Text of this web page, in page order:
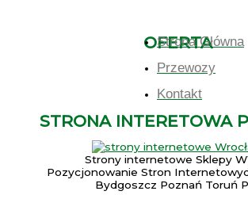
OFERTA
Strona Główna
Przewozy
Kontakt
STRONA INTERETOWA
Strony internetowe Sklepy
Pozycjonowanie Stron
Bydgoszcz Poznań Toruń